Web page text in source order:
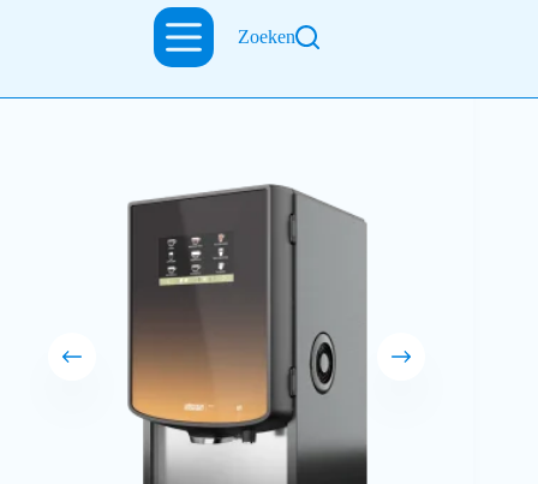
Zoeken
Instantkoffietoestellen